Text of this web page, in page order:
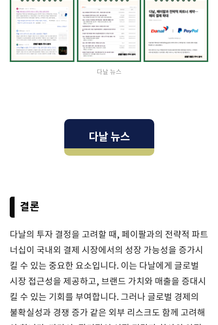
다날 뉴스
다날 뉴스
결론
다날의 투자 결정을 고려할 때, 페이팔과의 전략적 파트
너십이 국내외 결제 시장에서의 성장 가능성을 증가시
킬 수 있는 중요한 요소입니다. 이는 다날에게 글로벌
시장 접근성을 제공하고, 브랜드 가치와 매출을 증대시
킬 수 있는 기회를 부여합니다. 그러나 글로벌 경제의
불확실성과 경쟁 증가 같은 외부 리스크도 함께 고려해